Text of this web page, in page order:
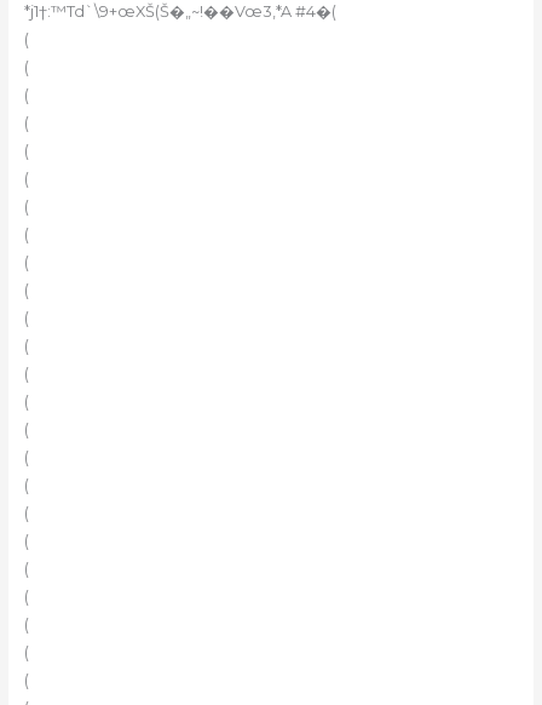
*j1†:™Td`\9+œXŠ(Š�„~!��Vœ3,*A #4�(
(
(
(
(
(
(
(
(
(
(
(
(
(
(
(
(
(
(
(
(
(
(
(
(